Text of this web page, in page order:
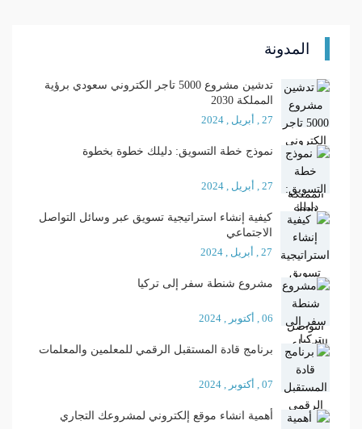
المدونة
تدشين مشروع 5000 تاجر الكتروني سعودي برؤية
المملكة 2030
27 , أبريل , 2024
نموذج خطة التسويق: دليلك خطوة بخطوة
27 , أبريل , 2024
كيفية إنشاء استراتيجية تسويق عبر وسائل التواصل
الاجتماعي
27 , أبريل , 2024
مشروع شنطة سفر إلى تركيا
06 , أكتوبر , 2024
برنامج قادة المستقبل الرقمي للمعلمين والمعلمات
07 , أكتوبر , 2024
أهمية انشاء موقع إلكتروني لمشروعك التجاري